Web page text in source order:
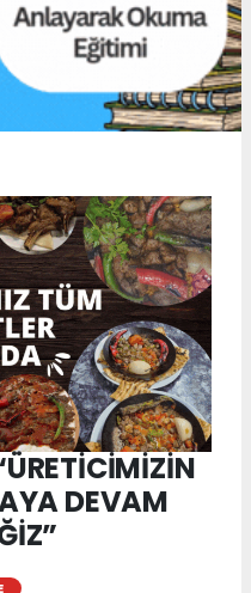
DEVAM